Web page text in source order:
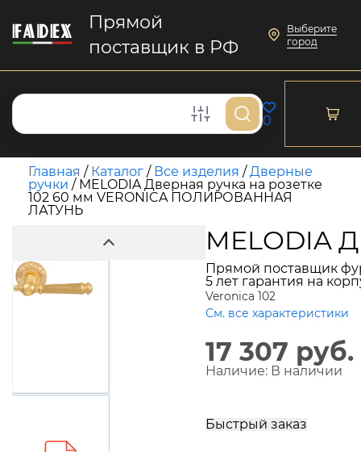
Прямой
поставщик в РФ
Выберите
город
0
Главная / Каталог / Все изделия /Дверные
ручки / MELODIA Дверная ручка на розетке
102 60 мм VERONICA ПОЛИРОВАННАЯ
ЛАТУНЬ
MELODIA
Прямой поставщик
5 лет гарантия на
Veronica 102
См. все характеристики
17 307 руб.
Наличие: В наличии
Быстрый заказ